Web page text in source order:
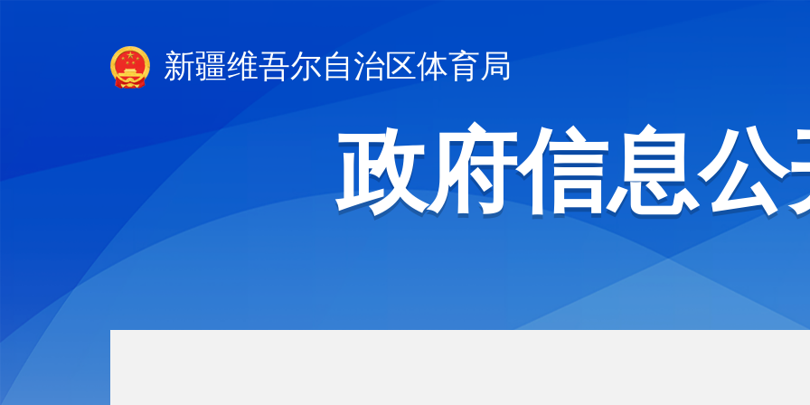
新疆维吾尔自治区体育局
政府信息公